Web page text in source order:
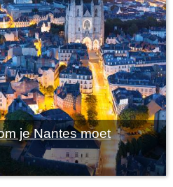
je Nantes moet